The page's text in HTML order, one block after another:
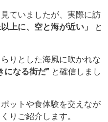
ていましたが、実際に訪
以上に、空と海が近い」
と
りとした海風に吹かれな
になる街だ” と確信しまし
ットや食体験を交えなが
りご紹介します。